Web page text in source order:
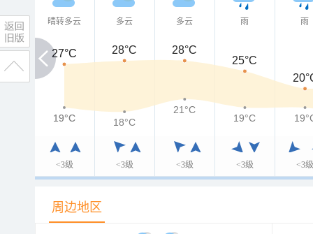
晴转多云
<3级
多云
<3级
多云
<3级
雨
<3级
雨
<3级
27°C
27°C 28°C
28°C
25°C
19°C
19°C 18°C
21°C
19°C
周边地区